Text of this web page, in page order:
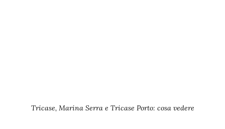
Tricase, Marina Serra e Tricase Porto: cosa vedere